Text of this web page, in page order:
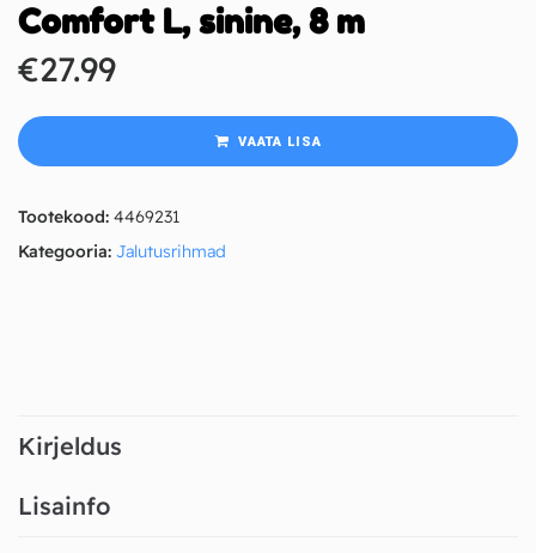
Comfort L, sinine, 8 m
€27.99
VAATA LISA
Tootekood: 4469231
Kategooria: Jalutusrihmad
Kirjeldus
Lisainfo